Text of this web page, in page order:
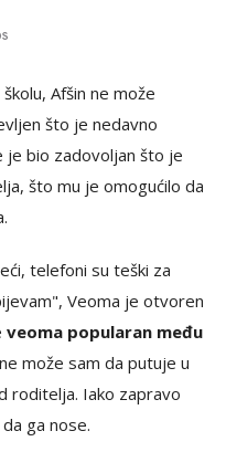
Afšin ne može
što je nedavno
je bio zadovoljan što je
što mu je omogućilo da
telefoni su teški za
Veoma je otvoren
veoma popularan među
može sam da putuje u
roditelja. Iako zapravo
ga nose.